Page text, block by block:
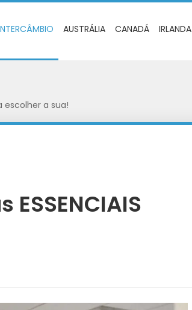
AUSTRÁLIA CANADÁ IRLANDA
escolher a sua!